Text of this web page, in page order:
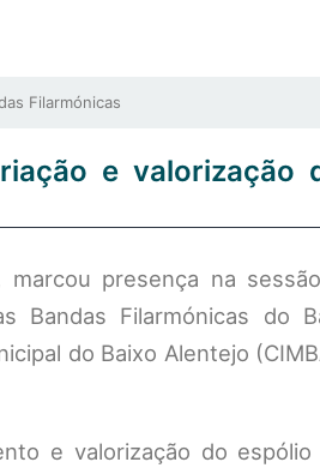
Filarmónicas
e valorização
marcou presença na
Bandas Filarmónicas do
do Baixo Alentejo
e valorização do espólio